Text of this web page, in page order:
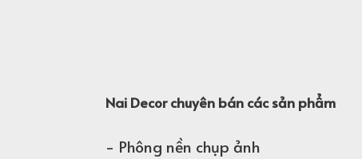
Nai Decor chuyên bán các sản phẩm
- Phông nền chụp ảnh